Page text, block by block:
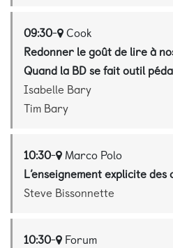
09:30- Cook
Redonner le goût de lire à
Quand la BD se fait outil
Isabelle Bary
Tim Bary
10:30- Marco Polo
L’enseignement explicite des
Steve Bissonnette
10:30- Forum